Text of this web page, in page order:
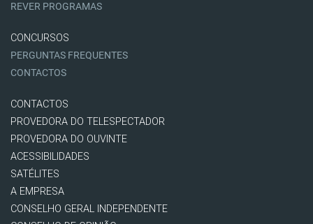
REVER PROGRAMAS
CONCURSOS
PERGUNTAS FREQUENTES
CONTACTOS
CONTACTOS
PROVEDORA DO TELESPECTADOR
PROVEDORA DO OUVINTE
ACESSIBILIDADES
SATÉLITES
A EMPRESA
CONSELHO GERAL INDEPENDENTE